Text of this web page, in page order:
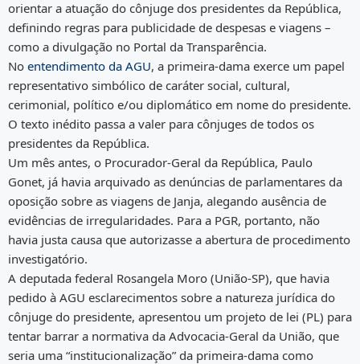
orientar a atuação do cônjuge dos presidentes da República,
definindo regras para publicidade de despesas e viagens –
como a divulgação no Portal da Transparência.
No entendimento da AGU, a primeira-dama exerce um papel
representativo simbólico de caráter social, cultural,
cerimonial, político e/ou diplomático em nome do presidente.
O texto inédito passa a valer para cônjuges de todos os
presidentes da República.
Um mês antes, o Procurador-Geral da República, Paulo
Gonet, já havia arquivado as denúncias de parlamentares da
oposição sobre as viagens de Janja, alegando ausência de
evidências de irregularidades. Para a PGR, portanto, não
havia justa causa que autorizasse a abertura de procedimento
investigatório.
A deputada federal Rosangela Moro (União-SP), que havia
pedido à AGU esclarecimentos sobre a natureza jurídica do
cônjuge do presidente, apresentou um projeto de lei (PL) para
tentar barrar a normativa da Advocacia-Geral da União, que
seria uma “institucionalização” da primeira-dama como